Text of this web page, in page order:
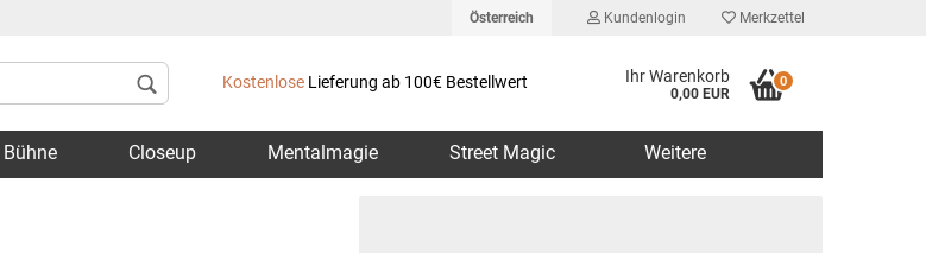
Österreich
Lieferland
Kundenlogin Merkzettel
Kostenlose Lieferung ab 100€ Bestellwert Ihr Warenkorb
0,00 EUR
0
Bühne Closeup Mentalmagie Street Magic Weitere